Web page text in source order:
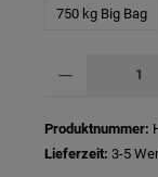
750 kg Big Bag
Produktnummer:
Lieferzeit: 3-5